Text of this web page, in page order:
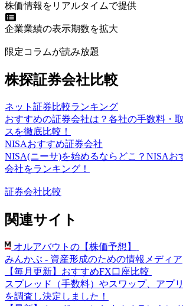
株価情報をリアルタイムで提供
企業業績の表示期数を拡大
限定コラムが読み放題
株探証券会社比較
ネット証券比較ランキング
おすすめの証券会社は？各社の手数料・
スを徹底比較！
NISAおすすめ証券会社
NISA(ニーサ)を始めるならどこ？NISAお
会社をランキング！
証券会社比較
関連サイト
オルアバウトの【株価予想】
みんかぶ - 資産形成のための情報メディア
【毎月更新】おすすめFX口座比較
スプレッド（手数料）やスワップ、アプ
を調査し決定しました！